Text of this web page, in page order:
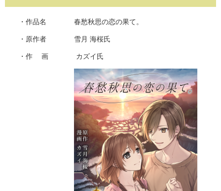
・作品名 春愁秋思の恋の果て。
・原作者 雪月 海桜氏
・作 画 カズイ氏